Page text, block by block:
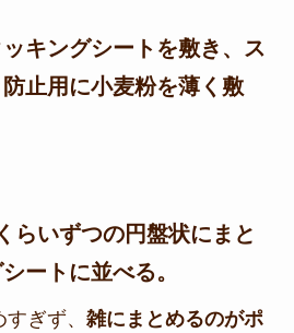
キングシートを敷き、 ス
止用に小麦粉を薄く敷
らいずつの円盤状にまと
ートに並べる。
ぎず、 雑にまとめるのがポ